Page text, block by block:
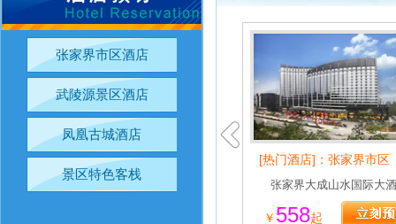
张家界市区酒店
武陵源景区酒店
凤凰古城酒店
景区特色客栈
[热门酒店]：张家界市区
张家界大成山水国际大
￥ 558起